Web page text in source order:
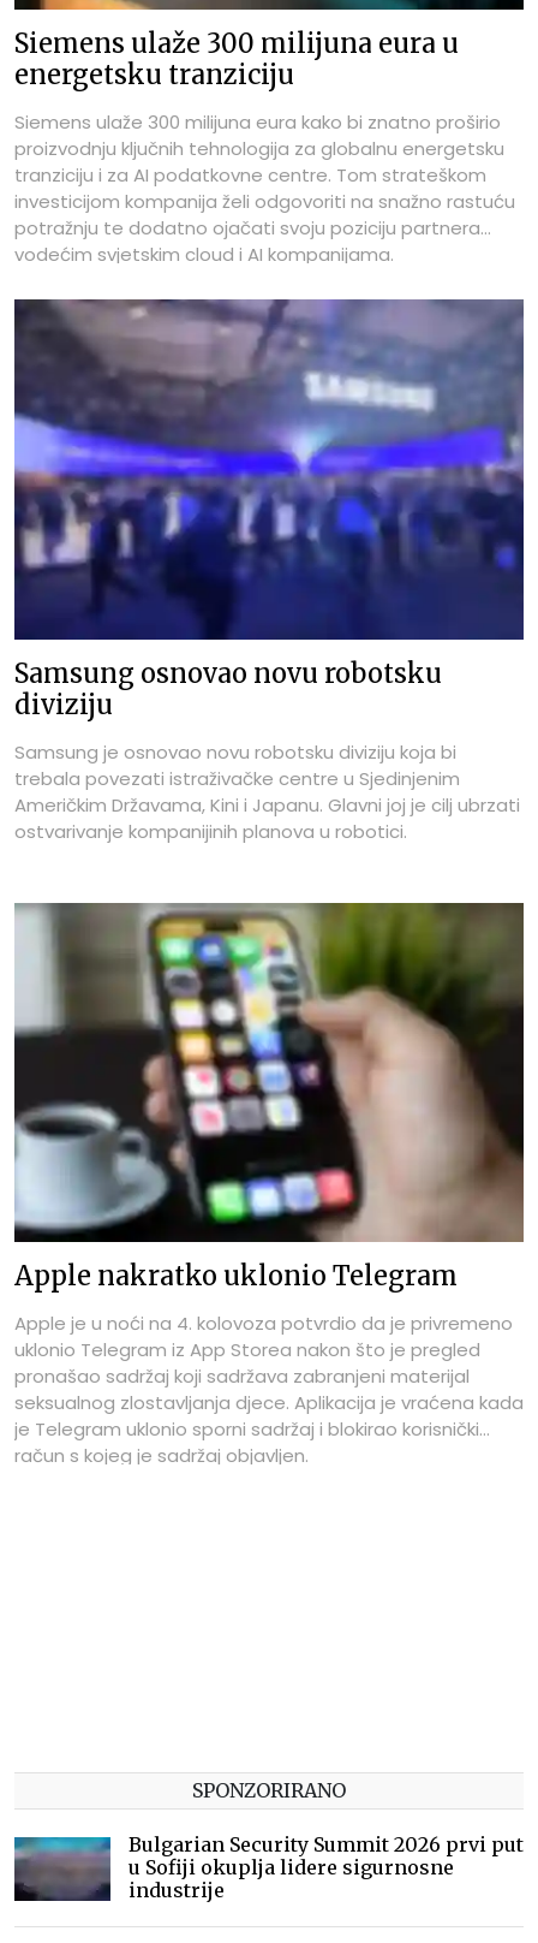
Siemens ulaže 300 milijuna eura u
energetsku tranziciju
Siemens ulaže 300 milijuna eura kako bi znatno proširio
proizvodnju ključnih tehnologija za globalnu energetsku
tranziciju i za AI podatkovne centre. Tom strateškom
investicijom kompanija želi odgovoriti na snažno rastuću
potražnju te dodatno ojačati svoju poziciju partnera
vodećim svjetskim cloud i AI kompanijama.
Samsung osnovao novu robotsku
diviziju
Samsung je osnovao novu robotsku diviziju koja bi
trebala povezati istraživačke centre u Sjedinjenim
Američkim Državama, Kini i Japanu. Glavni joj je cilj ubrzati
ostvarivanje kompanijinih planova u robotici.
Apple nakratko uklonio Telegram
Apple je u noći na 4. kolovoza potvrdio da je privremeno
uklonio Telegram iz App Storea nakon što je pregled
pronašao sadržaj koji sadržava zabranjeni materijal
seksualnog zlostavljanja djece. Aplikacija je vraćena kada
je Telegram uklonio sporni sadržaj i blokirao korisnički
račun s kojeg je sadržaj objavljen.
SPONZORIRANO
Bulgarian Security Summit 2026 prvi put
u Sofiji okuplja lidere sigurnosne
industrije